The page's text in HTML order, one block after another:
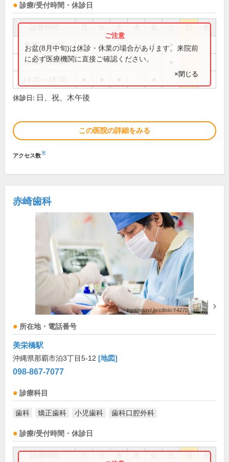
診療/受付時間・休診日
祝
9:30～13:00 ● ● ● ● ●
14:30～17:00
お盆(8月中旬)は休診・休業の場合があります。来院前
に必ず医療機関に直接ご確認ください。
×閉じる
休診日: 日、祝、木午後
この医院の詳細をみる
アクセス数※
赤崎歯科
所在地・電話番号
美栄橋駅
沖縄県那覇市泊3丁目5-12 [地図]
098-867-7077
診療科目
歯科 矯正歯科 小児歯科 歯科口腔外科
診療/受付時間・休診日
祝